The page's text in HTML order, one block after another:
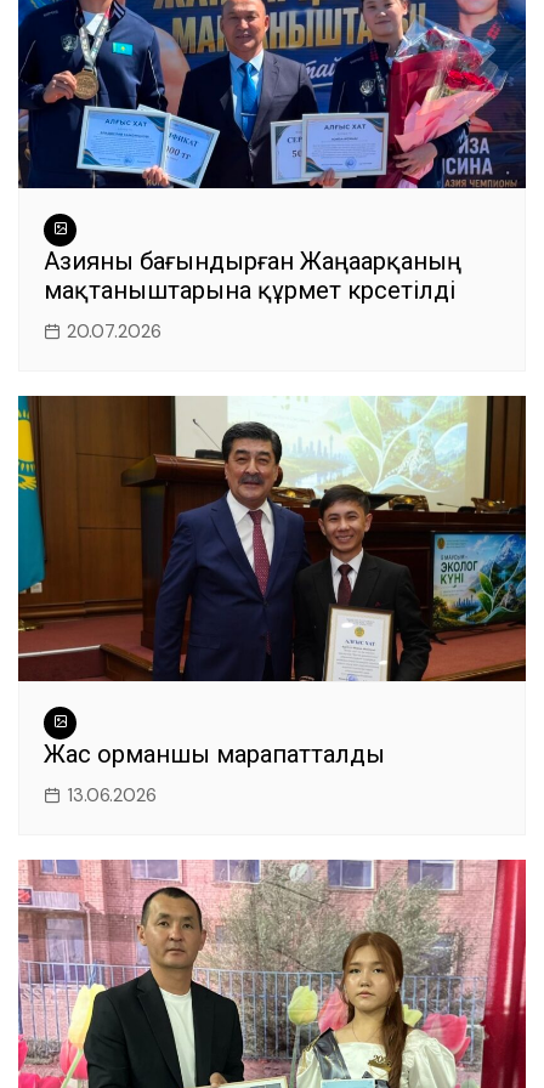
Азияны бағындырған Жаңаарқаның
мақтаныштарына құрмет көрсетілді
20.07.2026
Жас орманшы марапатталды
13.06.2026